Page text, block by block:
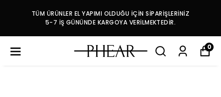
TÜM ÜRÜNLER EL YAPIMI OLDUĞU İÇİN SİPARİŞLERİNİZ
5-7 İŞ GÜNÜNDE KARGOYA VERİLMEKTEDİR.
0